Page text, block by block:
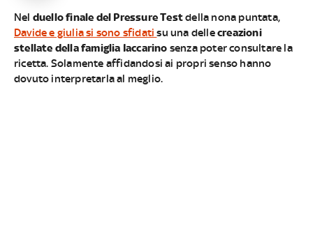
Nel duello finale del Pressure Testdella nona puntata,
Davide e giulia si sono sfidatisu una dellecreazioni
stellate della famiglia Iaccarino senza poter consultare la
ricetta. Solamente affidandosi ai propri senso hanno
dovuto interpretarla al meglio.